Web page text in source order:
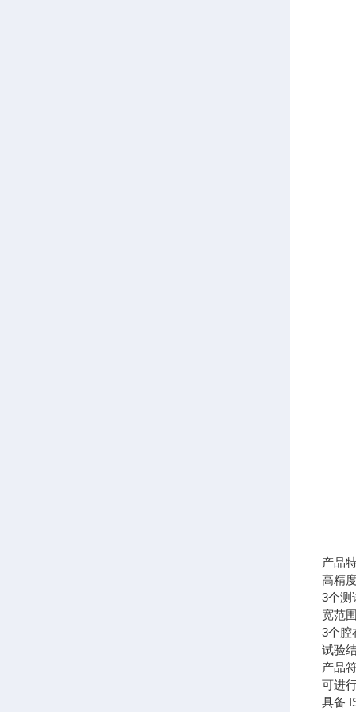
产品
高精
3个测
宽范
3个腔
试验
产品
可进
具备